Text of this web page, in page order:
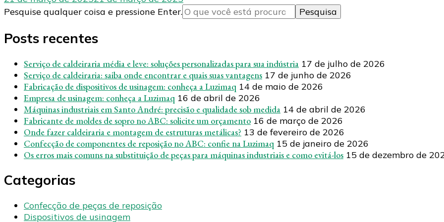
Procurando
Pesquise qualquer coisa e pressione Enter.
Posts recentes
Serviço de caldeiraria média e leve: soluções personalizadas para sua indústria 17 de julho de 2026
Serviço de caldeiraria: saiba onde encontrar e quais suas vantagens 17 de junho de 2026
Fabricação de dispositivos de usinagem: conheça a Luzimaq 14 de maio de 2026
Empresa de usinagem: conheça a Luzimaq 16 de abril de 2026
Máquinas industriais em Santo André: precisão e qualidade sob medida 14 de abril de 2026
Fabricante de moldes de sopro no ABC: solicite um orçamento 16 de março de 2026
Onde fazer caldeiraria e montagem de estruturas metálicas? 13 de fevereiro de 2026
Confecção de componentes de reposição no ABC: confie na Luzimaq 15 de janeiro de 2026
Os erros mais comuns na substituição de peças para máquinas industriais e como evitá-los 15 de dezembro de
Categorias
Confecção de peças de reposição
Dispositivos de usinagem